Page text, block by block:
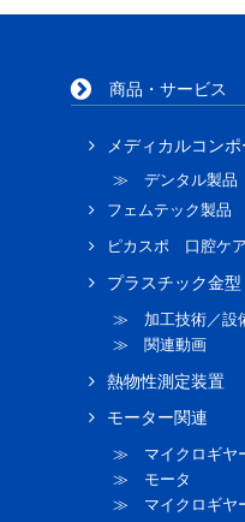
商品・サービス
メディカルコン
≫ デンタル製品
フェムテック製品
ピカスポ 口腔ケ
プラスチック金型
≫ 加工技術／設
≫ 関連動画
熱物性測定装置
モーター関連
≫ マイクロギヤ
≫ モータ
≫ マイクロギヤ